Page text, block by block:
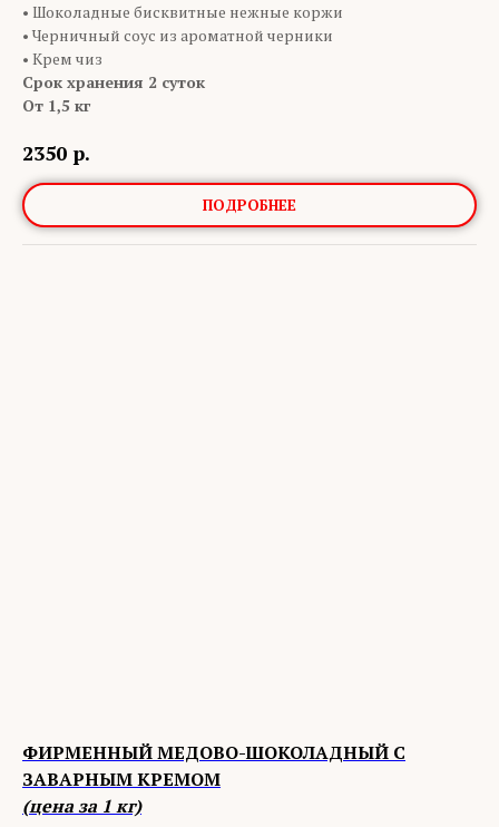
• Шоколадные бисквитные нежные коржи
• Черничный соус из ароматной черники
• Крем чиз
Срок хранения 2 суток
От 1,5 кг
2350 р.
ПОДРОБНЕЕ
ФИРМЕННЫЙ МЕДОВО-ШОКОЛАДНЫЙ С
ЗАВАРНЫМ КРЕМОМ
(цена за 1 кг)